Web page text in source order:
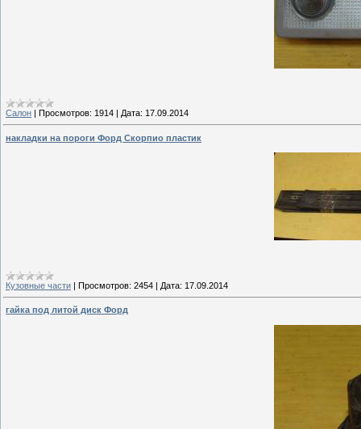
Салон | Просмотров: 1914 | Дата: 17.09.2014
накладки на пороги Форд Скорпио пластик
Кузовные части | Просмотров: 2454 | Дата: 17.09.2014
гайка под литой диск Форд